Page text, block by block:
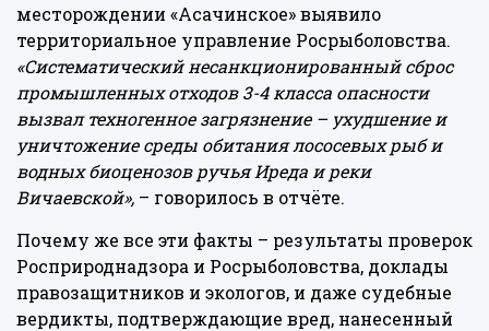
месторождении «Асачинское» выявило
территориальное управление Росрыболовства.
«Систематический несанкционированный сброс
промышленных отходов 3-4 класса опасности
вызвал техногенное загрязнение – ухудшение и
уничтожение среды обитания лососевых рыб и
водных биоценозов ручья Иреда и реки
Вичаевской», – говорилось в отчёте.
Почему же все эти факты – результаты проверок
Росприроднадзора и Росрыболовства, доклады
правозащитников и экологов, и даже судебные
вердикты, подтверждающие вред, нанесенный